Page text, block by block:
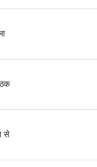
से